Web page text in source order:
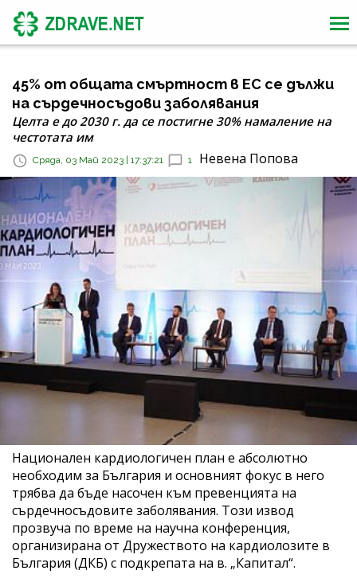
45% от общата смъртност в ЕС се дължи
на сърдечносъдови заболявания
Целта е до 2030 г. да се постигне 30% намаление на
честотата им
Сряда, 03 Май 2023 | 17:37:21 1 Невена Попова
Национален кардиологичен план е абсолютно
необходим за България и основният фокус в него
трябва да бъде насочен към превенцията на
сърдечносъдовите заболявания. Този извод
прозвуча по време на научна конференция,
организирана от Дружеството на кардиолозите в
България (ДКБ) с подкрепата на в. „Капитал“.